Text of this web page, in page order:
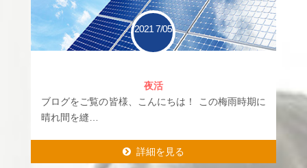
2021 7/05
夜活
ブログをご覧の皆様、こんにちは！ この梅雨時期に
晴れ間を縫…
詳細を見る